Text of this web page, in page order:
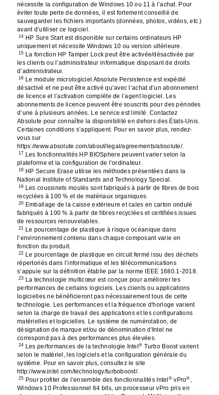
nécessite la configuration de Windows 10 ou 11 à l’achat. Pour
éviter toute perte de données, il est fortement conseillé de
sauvegarder les fichiers importants (données, photos, vidéos, etc.)
avant d’utiliser ce logiciel.
14 HP Sure Start est disponible sur certains ordinateurs HP
uniquement et nécessite Windows 10 ou version ultérieure.
15 La fonction HP Tamper Lock peut être activée/désactivée par
les clients ou l’administrateur informatique disposant de droits
d’administrateur.
16 Le module micrologiciel Absolute Persistence est expédié
désactivé et ne peut être activé qu’avec l’achat d’un abonnement
de licence et l’activation complète de l’agent logiciel. Les
abonnements de licence peuvent être souscrits pour des périodes
d’une à plusieurs années. Le service est limité. Contactez
Absolute pour connaître la disponibilité en dehors des États-Unis.
Certaines conditions s’appliquent. Pour en savoir plus, rendez-
vous sur
https://www.absolute.com/about/legal/agreements/absolute/.
17 Les fonctionnalités HP BIOSphere peuvent varier selon la
plateforme et la configuration de l’ordinateur.
18 HP Secure Erase utilise les méthodes présentées dans la
National Institute of Standards and Technology Special.
19 Les coussinets moulés sont fabriqués à partir de fibres de bois
recyclées à 100 % et de matériaux organiques.
20 Emballage de la caisse extérieure et cales en carton ondulé
fabriqués à 100 % à partir de fibres recyclées et certifiées issues
de ressources renouvelables.
21
Le pourcentage de plastique à risque océanique dans
l’environnement contenu dans chaque composant varie en
fonction du produit.
22 Le pourcentage de plastique en circuit fermé issu des déchets
répertoriés dans l’informatique et les télécommunications
s’appuie sur la définition établie par la norme IEEE 1680.1-2018.
23 La technologie multicœur est conçue pour améliorer les
performances de certains logiciels. Les clients ou applications
logicielles ne bénéficieront pas nécessairement tous de cette
technologie. Les performances et la fréquence d'horloge varient
selon la charge de travail des applications et les configurations
matérielles et logicielles. Le système de numérotation, de
désignation de marque et/ou de dénomination d'Intel ne
correspond pas à des performances plus élevées.
24 Les performances de la technologie Intel® Turbo Boost varient
selon le matériel, les logiciels et la configuration générale du
système. Pour en savoir plus, consultez le site
http://www.intel.com/technology/turboboost/.
25 Pour profiter de l’ensemble des fonctionnalités Intel ®vPro®
Windows 10 Professionnel 64 bits, un processeur vPro pris en